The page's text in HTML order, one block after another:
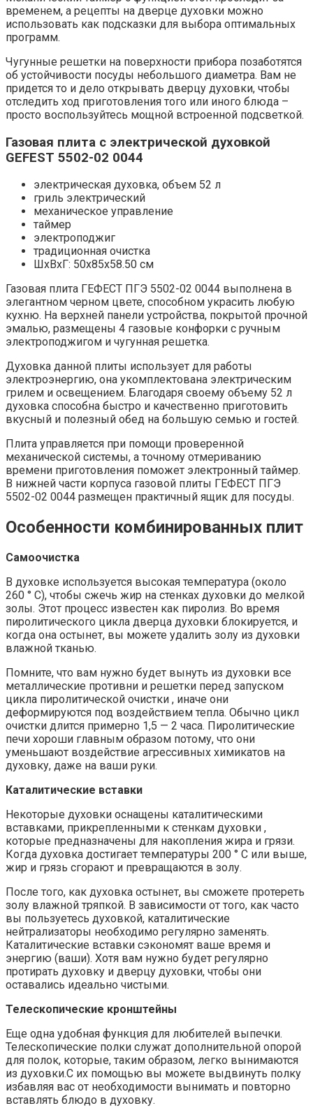
временем, а рецепты на дверце духовки можно
использовать как подсказки для выбора оптимальных
программ.
Чугунные решетки на поверхности прибора позаботятся
об устойчивости посуды небольшого диаметра. Вам не
придется то и дело открывать дверцу духовки, чтобы
отследить ход приготовления того или иного блюда –
просто воспользуйтесь мощной встроенной подсветкой.
Газовая плита с электрической духовкой
GEFEST 5502-02 0044
электрическая духовка, объем 52 л
гриль электрический
механическое управление
таймер
электроподжиг
традиционная очистка
ШхВхГ: 50х85х58.50 см
Газовая плита ГЕФЕСТ ПГЭ 5502-02 0044 выполнена в
элегантном черном цвете, способном украсить любую
кухню. На верхней панели устройства, покрытой прочной
эмалью, размещены 4 газовые конфорки с ручным
электроподжигом и чугунная решетка.
Духовка данной плиты использует для работы
электроэнергию, она укомплектована электрическим
грилем и освещением. Благодаря своему объему 52 л
духовка способна быстро и качественно приготовить
вкусный и полезный обед на большую семью и гостей.
Плита управляется при помощи проверенной
механической системы, а точному отмериванию
времени приготовления поможет электронный таймер.
В нижней части корпуса газовой плиты ГЕФЕСТ ПГЭ
5502-02 0044 размещен практичный ящик для посуды.
Особенности комбинированных плит
Самоочистка
В духовке используется высокая температура (около
260 ° C), чтобы сжечь жир на стенках духовки до мелкой
золы. Этот процесс известен как пиролиз. Во время
пиролитического цикла дверца духовки блокируется, и
когда она остынет, вы можете удалить золу из духовки
влажной тканью.
Помните, что вам нужно будет вынуть из духовки все
металлические противни и решетки перед запуском
цикла пиролитической очистки , иначе они
деформируются под воздействием тепла. Обычно цикл
очистки длится примерно 1,5 — 2 часа. Пиролитические
печи хороши главным образом потому, что они
уменьшают воздействие агрессивных химикатов на
духовку, даже на ваши руки.
Каталитические вставки
Некоторые духовки оснащены каталитическими
вставками, прикрепленными к стенкам духовки ,
которые предназначены для накопления жира и грязи.
Когда духовка достигает температуры 200 ° C или выше,
жир и грязь сгорают и превращаются в золу.
После того, как духовка остынет, вы сможете протереть
золу влажной тряпкой. В зависимости от того, как часто
вы пользуетесь духовкой, каталитические
нейтрализаторы необходимо регулярно заменять.
Каталитические вставки сэкономят ваше время и
энергию (ваши). Хотя вам нужно будет регулярно
протирать духовку и дверцу духовки, чтобы они
оставались идеально чистыми.
Телескопические кронштейны
Еще одна удобная функция для любителей выпечки.
Телескопические полки служат дополнительной опорой
для полок, которые, таким образом, легко вынимаются
из духовки.С их помощью вы можете выдвинуть полку
избавляя вас от необходимости вынимать и повторно
вставлять блюдо в духовку.